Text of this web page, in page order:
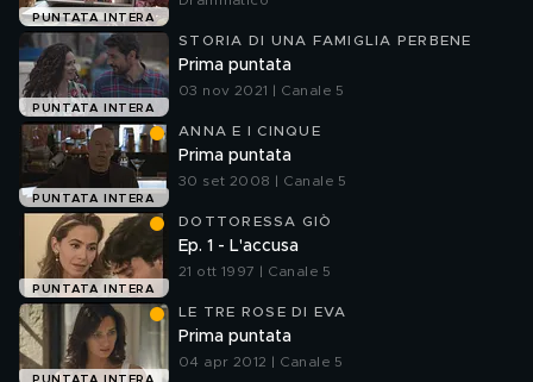
PUNTATA INTERA
PUNTATA INTERA
STORIA DI UNA FAMIGLIA PERBENE
Prima puntata
03 nov 2021 | Canale 5
PUNTATA INTERA
ANNA E I CINQUE
Prima puntata
30 set 2008 | Canale 5
PUNTATA INTERA
DOTTORESSA GIÒ
Ep. 1 - L'accusa
21 ott 1997 | Canale 5
LE TRE ROSE DI EVA
Prima puntata
04 apr 2012 | Canale 5